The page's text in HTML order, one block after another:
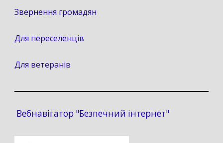
Звернення громадян
Для переселенців
Для ветеранів
Вебнавігатор "Безпечний інтернет"